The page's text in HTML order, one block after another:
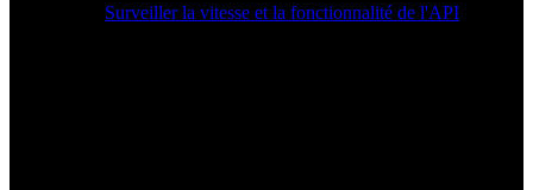
Surveiller la vitesse et la fonctionnalité de l'API